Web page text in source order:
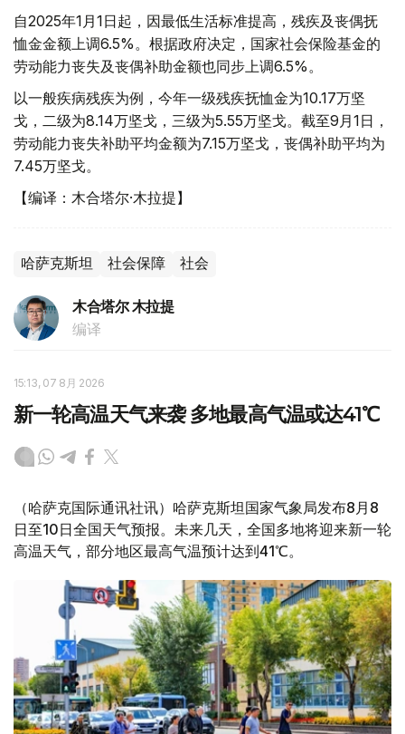
自2025年1月1日起，因最低生活标准提高，残疾及丧偶抚
恤金金额上调6.5%。根据政府决定，国家社会保险基金的
劳动能力丧失及丧偶补助金额也同步上调6.5%。
以一般疾病残疾为例，今年一级残疾抚恤金为10.17万坚
戈，二级为8.14万坚戈，三级为5.55万坚戈。截至9月1日，
劳动能力丧失补助平均金额为7.15万坚戈，丧偶补助平均为
7.45万坚戈。
【编译：木合塔尔·木拉提】
哈萨克斯坦 社会保障 社会
木合塔尔 木拉提
编译
15:13, 07 8月 2026
新一轮高温天气来袭 多地最高气温或达41℃
（哈萨克国际通讯社讯）哈萨克斯坦国家气象局发布8月8
日至10日全国天气预报。未来几天，全国多地将迎来新一轮
高温天气，部分地区最高气温预计达到41℃。